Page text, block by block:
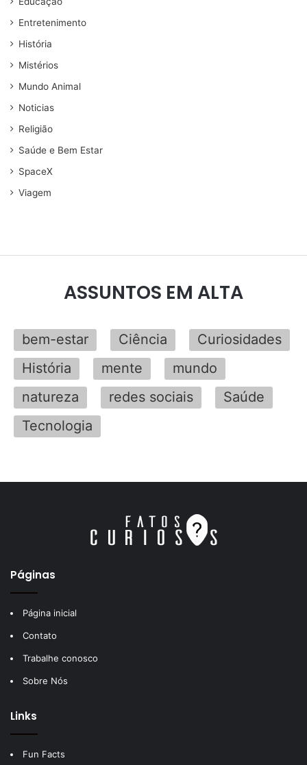
Entretenimento
História
Mistérios
Mundo Animal
Noticias
Religião
Saúde e Bem Estar
SpaceX
Viagem
ASSUNTOS EM ALTA
bem-estar Ciência
Curiosidades
História
mente
mundo
natureza
redes sociais
Saúde
Tecnologia
Páginas
Página inicial
Contato
Trabalhe conosco
Sobre Nós
Links
Fun Facts